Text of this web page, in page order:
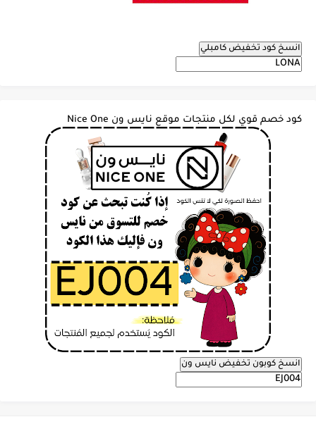
انسخ كود تخفيض كامبلي
كود خصم قوي لكل منتجات موقع نايس ون Nice One
انسخ كوبون تخفيض نايس ون